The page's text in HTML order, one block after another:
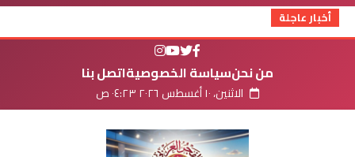
أخبار عاجلة
من نحنسياسة الخصوصيةاتصل بنا
الاثنين، ١٠ أغسطس ٢٠٢٦ ٠٤:٢٣ ص